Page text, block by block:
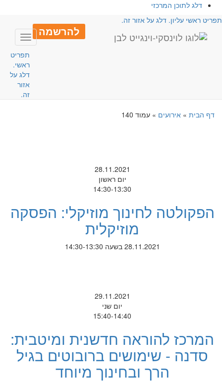
דלג לתוכן המרכזי
ראשי עליון. דלג על אזור זה.
להרשמה
Toggle
תפריט
ראשי.
דלג על
אזור
זה.
דף הבית» אירועים» עמוד 140
28.11.2021
יום ראשון
14:30-13:30
הפקולטה לחינוך מוזיקלי: הפסקה
מוזיקלית
28.11.2021 בשעה 14:30-13:30
29.11.2021
יום שני
15:40-14:40
המרכז להוראה חדשנית ומיטבית:
סדנה - שימושים ברובוטים בגיל
הרך ובחינוך מיוחד